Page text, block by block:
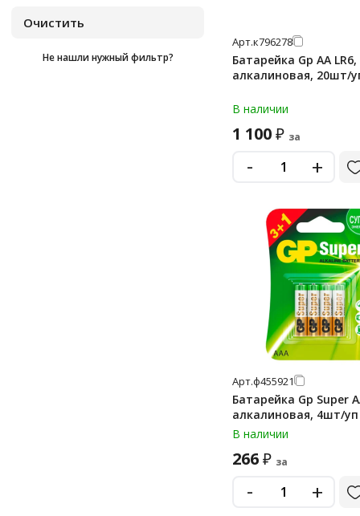
cr2450
Не нашли нужный фильтр?
Арт.к796278
Батарейка Gp AA
алкалиновая, 20шт/
В наличии
1 100₽ за
- +
Арт.ф455921
Батарейка Gp Super
алкалиновая, 4шт/уп
В наличии
266₽ за
- +